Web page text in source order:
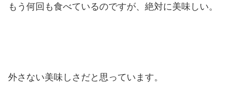
もう何回も食べているのですが、絶対に美味しい。
外さない美味しさだと思っています。